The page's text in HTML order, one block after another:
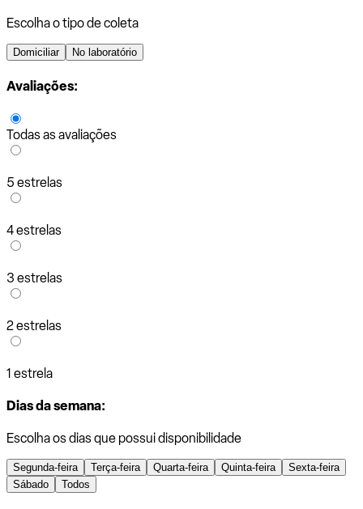
Escolha o tipo de coleta
Domiciliar No laboratório
Avaliações:
Todas as avaliações
5 estrelas
4 estrelas
3 estrelas
2 estrelas
1 estrela
Dias da semana:
Escolha os dias que possui disponibilidade
Segunda-feira Terça-feira Quarta-feira Quinta-feira
Sexta-feira
Sábado
Todos